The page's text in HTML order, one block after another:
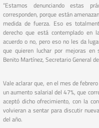
“Estamos denunciando estas
corresponden, porque están
medida de fuerza. Eso es
derecho que está contemplado en
acuerdo o no, pero eso no les da
que quieren luchar por mejoras en
Benito Martínez, Secretario General
Vale aclarar que, en el mes de
un aumento salarial del 47%, que
aceptó dicho ofrecimiento, con la
volvieran a sentar para discutir
del año.